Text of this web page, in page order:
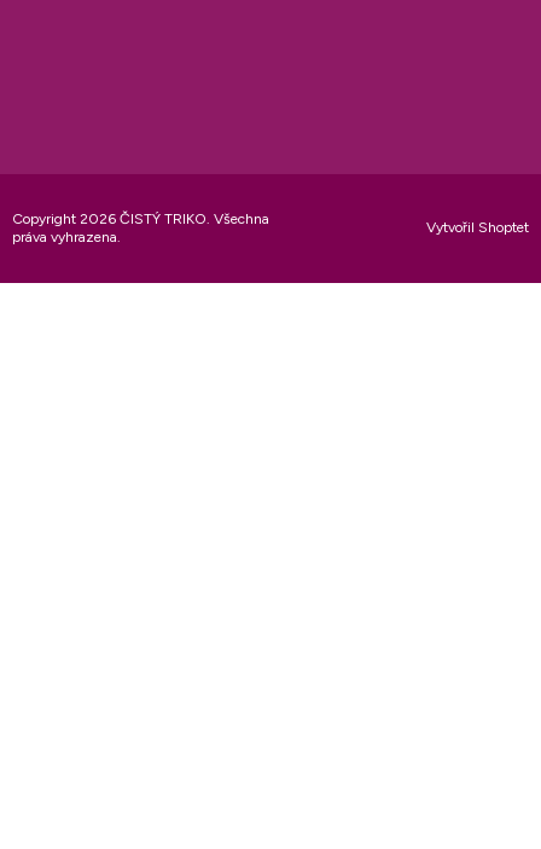
Vytvořil Shoptet
Copyright 2026 ČISTÝ TRIKO. Všechna
práva vyhrazena.